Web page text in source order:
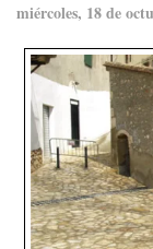
miércoles, 18 de